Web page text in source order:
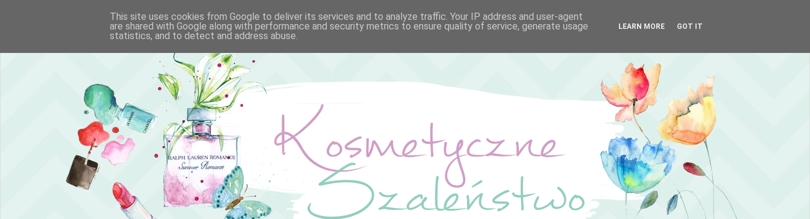
This site uses cookies from Google to deliver its services and to analyze traffic. Your IP address and user-agent
are shared with Google along with performance and security metrics to ensure quality of service, generate usage
statistics, and to detect and address abuse.
LEARN MORE GOT IT